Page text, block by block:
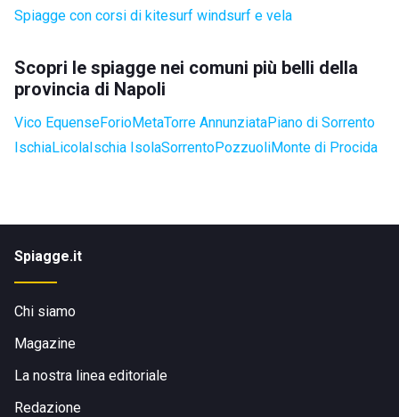
Spiagge con corsi di kitesurf windsurf e vela
Scopri le spiagge nei comuni più belli della
provincia di Napoli
Vico EquenseForioMetaTorre AnnunziataPiano di Sorrento
IschiaLicolaIschia IsolaSorrentoPozzuoliMonte di Procida
Spiagge.it
Chi siamo
Magazine
La nostra linea editoriale
Redazione